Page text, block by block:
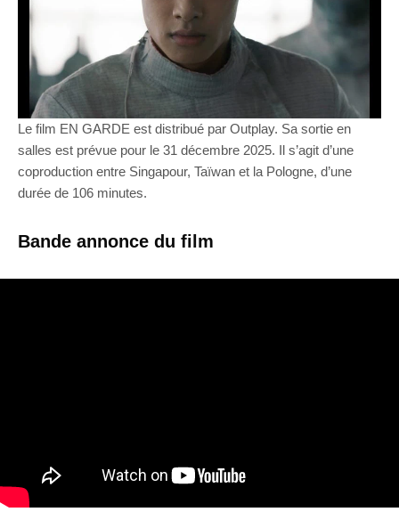
Le film EN GARDE est distribué par Outplay. Sa sortie en
salles est prévue pour le 31 décembre 2025. Il s’agit d’une
coproduction entre Singapour, Taïwan et la Pologne, d’une
durée de 106 minutes.
Bande annonce du film